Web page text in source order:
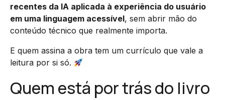
recentes da IA aplicada à experiência do usuário
em uma linguagem acessível, sem abrir mão do
conteúdo técnico que realmente importa.
E quem assina a obra tem um currículo que vale a
leitura por si só.
Quem está por trás do livro